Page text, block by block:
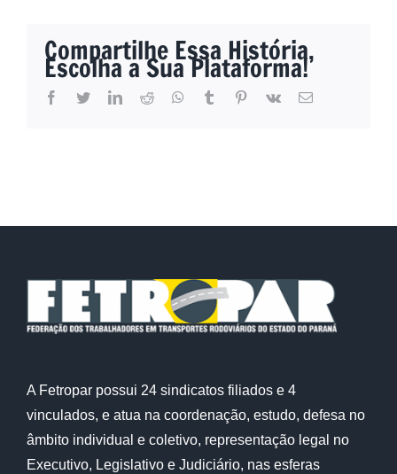
Compartilhe Essa História,
Escolha a Sua Plataforma!
facebook
twitterlinkedinreddit whatsapptumblr pinterest
vk
E-
A Fetropar possui 24 sindicatos filiados e 4
vinculados, e atua na coordenação, estudo, defesa no
âmbito individual e coletivo, representação legal no
Executivo, Legislativo e Judiciário, nas esferas